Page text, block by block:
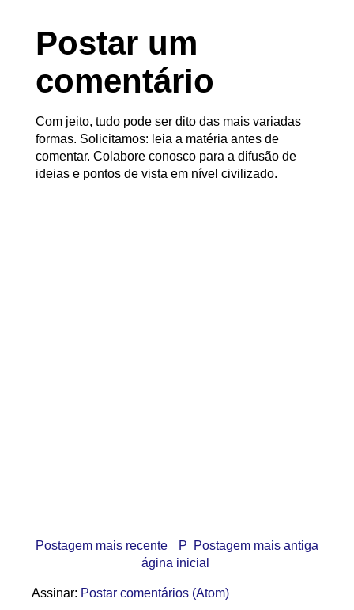
Postar um
comentário
Com jeito, tudo pode ser dito das mais variadas
formas. Solicitamos: leia a matéria antes de
comentar. Colabore conosco para a difusão de
ideias e pontos de vista em nível civilizado.
Postagem mais recente Postagem mais antiga
P
ágina inicial
Assinar: Postar comentários (Atom)